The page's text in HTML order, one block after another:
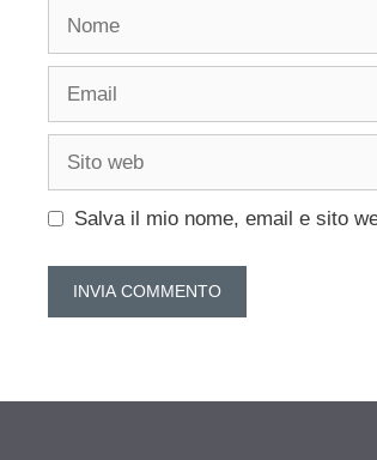
Nome
Email
Sito
Salva il mio nome, email e sito